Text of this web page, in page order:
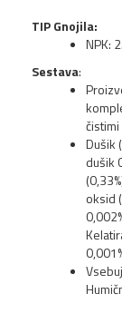
TIP Gnojila:
NPK:
Sestava:
Dušik
dušik
oksid